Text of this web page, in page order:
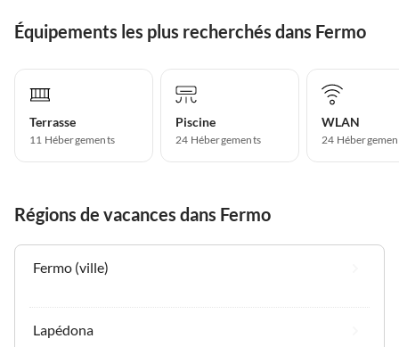
Équipements les plus recherchés dans Fermo
Terrasse
11 Hébergements
Piscine
24 Hébergements
WLAN
24
Régions de vacances dans Fermo
Fermo (ville)
Lapédona